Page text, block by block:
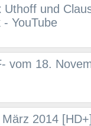
Uthoff und
- YouTube
vom 18.
2014